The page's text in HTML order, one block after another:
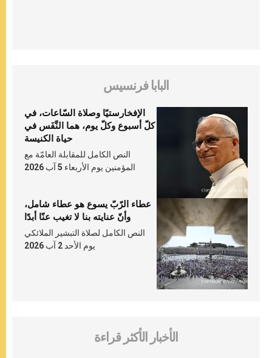
البابا فرنسيس
الإفخارستيّا وصلاة السّاعات، في
كلّ أسبوع وكلّ يوم، هما النَّفَس في
حياة الكنيسة
النص الكامل للمقابلة العامّة مع
المؤمنين يوم الأربعاء 5 آب 2026
عطاء الرّبّ يسوع هو عطاء شامل،
وأنّ عنايته بنا لا تغيب عنّا أبدًا
النص الكامل لصلاة التبشير الملائكي
يوم الأحد 2 آب 2026
الأخبار الأكثر قراءة